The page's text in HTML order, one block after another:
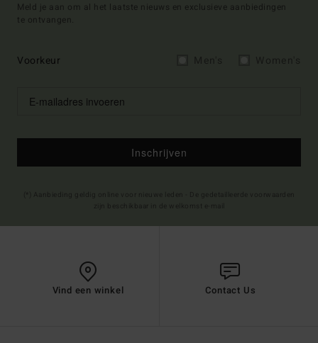
Meld je aan om al het laatste nieuws en exclusieve aanbiedingen
te ontvangen.
Voorkeur
Inschrijven
Vind een winkel Contact Us